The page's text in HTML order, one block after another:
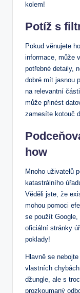
kolem!
Potíž s
Pokud věnujete
informace, může
potřebné detaily,
dobré mít jasnou
na relevantní
může přinést
zamesíte kotouč
how
Mnoho uživatelů
katastrálního
Věděli jste, že
mohou pomoci
se použít
oficiální stránky
poklady!
Hlavně se
vlastních
džungle, ale s
prozkoumaný